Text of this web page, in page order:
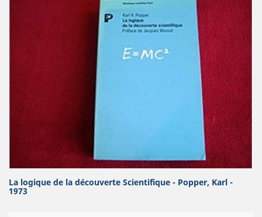
La logique de la découverte Scientifique - Popper, Karl -
1973